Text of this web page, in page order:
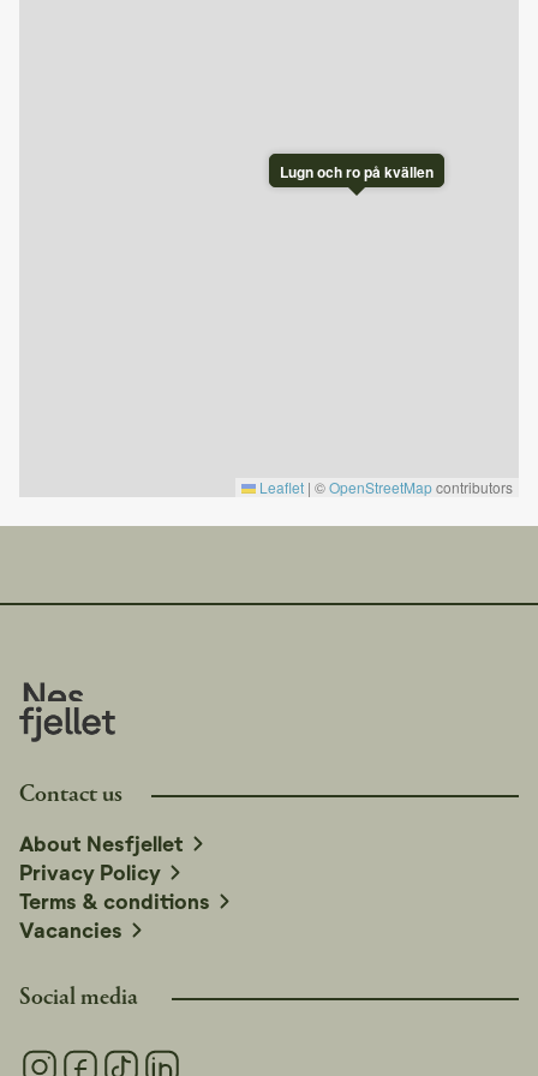
Lugn och ro på kvällen
Leaflet | ©OpenStreetMapcontributors
Social media
Contact us
About Nesfjellet
Privacy Policy
Terms & conditions
Vacancies